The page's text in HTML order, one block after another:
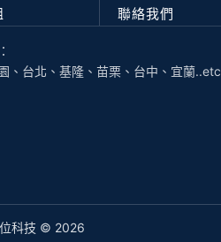
聯絡我們
、台北、基隆、苗栗、台中、宜蘭..etc
位科技 © 2026